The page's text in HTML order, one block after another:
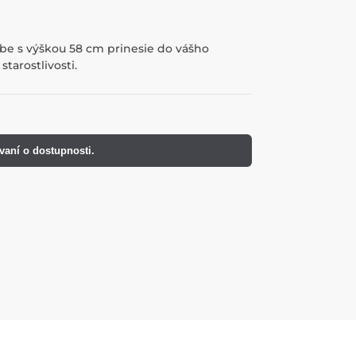
s výškou 58 cm prinesie do vášho
o dostupnosti.